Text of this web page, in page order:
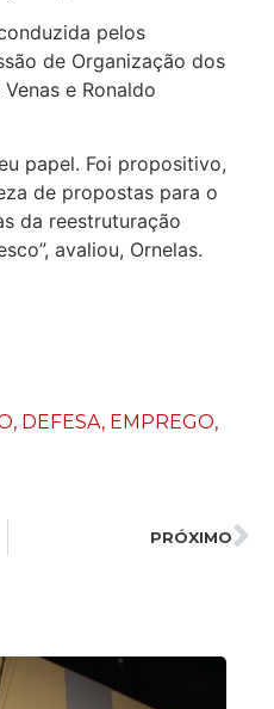
pelos
de Organização dos
e Ronaldo
papel. Foi propositivo,
de propostas para o
da reestruturação
avaliou, Ornelas.
, DEFESA, EMPREGO,
PRÓXIMO